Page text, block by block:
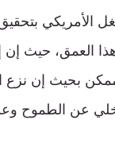
بتحقيق
العمق، حيث إن
بحيث إن نزع
عن الطموح